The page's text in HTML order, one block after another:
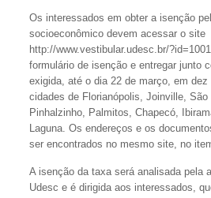
Os interessados em obter a isenção
socioeconômico devem acessar o site
http://www.vestibular.udesc.br/
formulário de isenção e entregar junto
exigida, até o dia 22 de março, em
cidades de Florianópolis, Joinville,
Pinhalzinho, Palmitos, Chapecó,
Laguna. Os endereços e os
ser encontrados no mesmo site, no
A isenção da taxa será analisada pela
Udesc e é dirigida aos interessados,